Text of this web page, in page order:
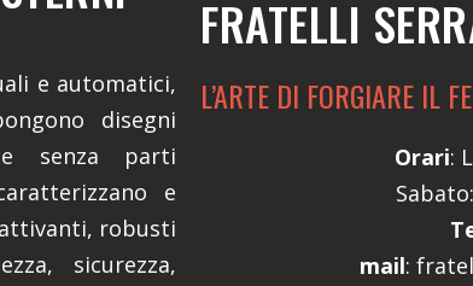
e automatici,
disegni
senza parti
e
robusti
sicurezza,
FRATELLI
L’ARTE DI FORGIARE IL
Orari:
mail: